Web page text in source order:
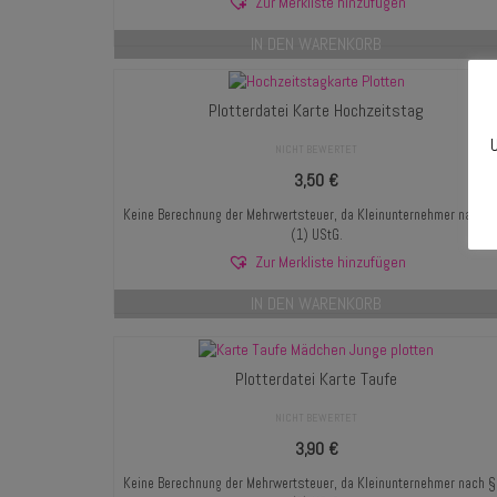
IN DEN WARENKORB
Plotterdatei Karte Hochzeitstag
3,50 €
Keine Berechnung der Mehrwertsteuer, da Kleinunternehmer nach
(1) UStG.
Zur Merkliste hinzufügen
IN DEN WARENKORB
Plotterdatei Karte Taufe
3,90 €
Keine Berechnung der Mehrwertsteuer, da Kleinunternehmer nach